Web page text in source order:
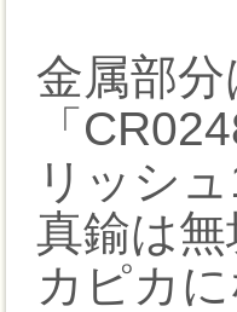
金属部
「
リッシ
真鍮は
カピカに